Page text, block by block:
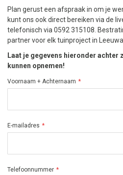
Plan gerust een afspraak in om je
kunt ons ook direct bereiken via de
telefonisch via 0592 315108.
partner voor elk tuinproject in
Laat je gegevens hieronder achter
kunnen opnemen!
Voornaam + Achternaam
E-mailadres
Telefoonnummer